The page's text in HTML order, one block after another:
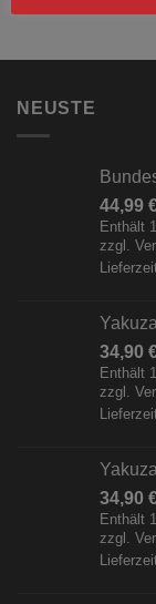
NEUSTE
44,99
Enthält
zzgl.
34,90
Enthält
zzgl.
34,90
Enthält
zzgl.